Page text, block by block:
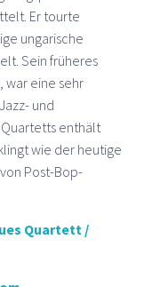
Er tourte
ungarische
Sein früheres
war eine sehr
und
Quartetts enthält
wie der heutige
Post-Bop-
Quartett /